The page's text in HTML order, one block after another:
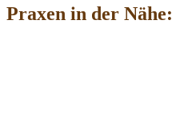
Praxen in der Nähe: